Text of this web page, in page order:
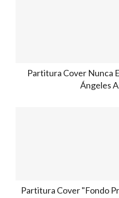
Partitura Cover Nunca
Ángeles
Partitura Cover "Fondo